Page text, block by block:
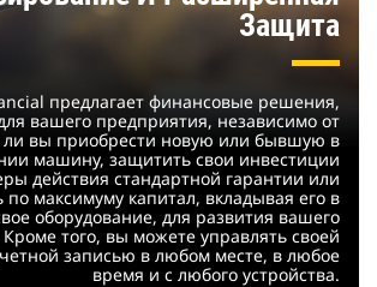
Защита
предлагает финансовые решения,
вашего предприятия, независимо от
ли вы приобрести новую или бывшую в
машину, защитить свои инвестиции
действия стандартной гарантии или
по максимуму капитал, вкладывая его в
оборудование, для развития вашего
того, вы можете управлять своей
записью в любом месте, в любое
время и с любого устройства.